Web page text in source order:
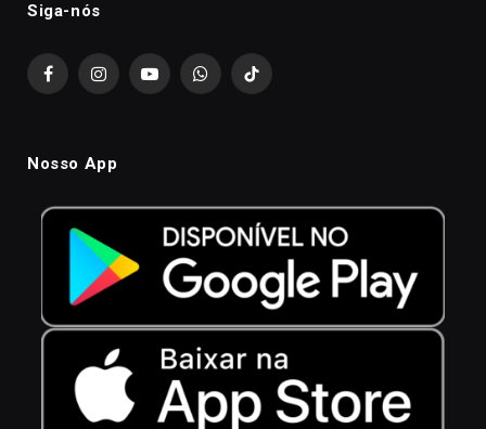
Siga-nós
FacebookInstagramYouTubeWhatsAppTikTok
Nosso App